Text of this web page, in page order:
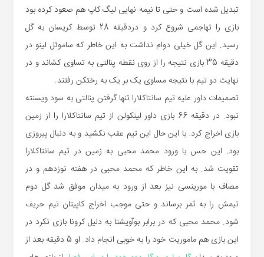
تبدیل شده است و حتی تا نیمه نهایی لیگ کاپ هم صعود کرده بود
بازی را تهاجمی شروع کرد و دردقیقه 28 توسط کریسان به گل
رسید. این گل خیلی دوام نداشت به این خاطر که ساموئل لینو در
دقیقه 35 بازی نتیجه را از روی نقطه پنالتی به تساوی کشاند و در
نهایت دو تیم با نتیجه مساوی یک بر یک به رختکن رفتند.
تصمیمات داور علیه تیم سانتاکلارا تنها گرفتن پنالتی به سود ویسنته
نبود. در دقیقه 66 بازی داور لینکولن از تیم سانتاکلارا را از زمین
بازی اخراج کرد. با این حال این تیم عقب نکشید و به دنبال پیروزی
بود. این حس با ورود محمد محبی به زمین در تیم سانتاکلارا
تقویت شد. به این خاطر که محمد محبی در هفته نوزدهم و در
مصاف با مورینسی نیز بعد از ورود به میدان موفق شد گل دوم
تیمش را به ثمر برساند و حتی موجب اخراج کاپیتان تیم حریف
شود. محمد محبی که در برابر بوآویشتا به دلیل کرونا بازی نکرد در
این بازی هم ماموریت خود را به خوبی انجام داد. او 5 دقیقه بعد از